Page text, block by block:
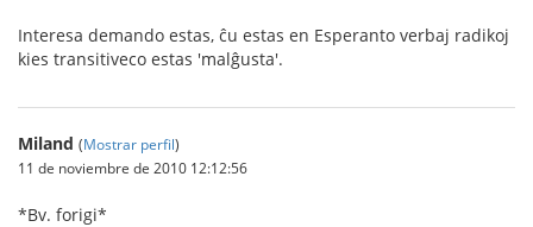
Interesa demando estas, ĉu estas en Esperanto verbaj radikoj
kies transitiveco estas 'malĝusta'.
Miland (Mostrar perfil)
11 de noviembre de 2010 12:12:56
*Bv. forigi*